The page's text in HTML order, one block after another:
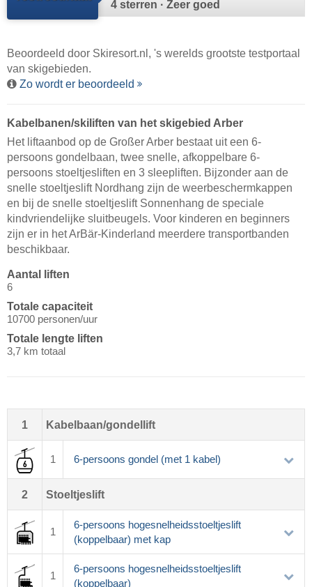
4 sterren · Zeer goed
Beoordeeld door Skiresort.nl , 's werelds grootste testportaal
van skigebieden.
Zo wordt er beoordeeld
Kabelbanen/​skiliften van het skigebied Arber
Het liftaanbod op de Großer Arber bestaat uit een 6-
persoons gondelbaan, twee snelle, afkoppelbare 6-
persoons stoeltjesliften en 3 sleepliften. Bijzonder aan de
snelle stoeltjeslift Nordhang zijn de weerbeschermkappen
en bij de snelle stoeltjeslift Sonnenhang de speciale
kindvriendelijke sluitbeugels. Voor kinderen en beginners
zijn er in het ArBär-Kinderland meerdere transportbanden
beschikbaar.
Aantal liften
6
Totale capaciteit
10700 personen/uur
Totale lengte liften
3,7 km totaal
1 Kabelbaan/gondellift
1 6-persoons gondel (met 1 kabel)
2 Stoeltjeslift
1
6-persoons hogesnelheidsstoeltjeslift
(koppelbaar) met kap
1
6-persoons hogesnelheidsstoeltjeslift
(koppelbaar)